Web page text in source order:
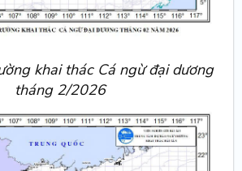
khai thác Cá ngừ đại dương
tháng 2/2026